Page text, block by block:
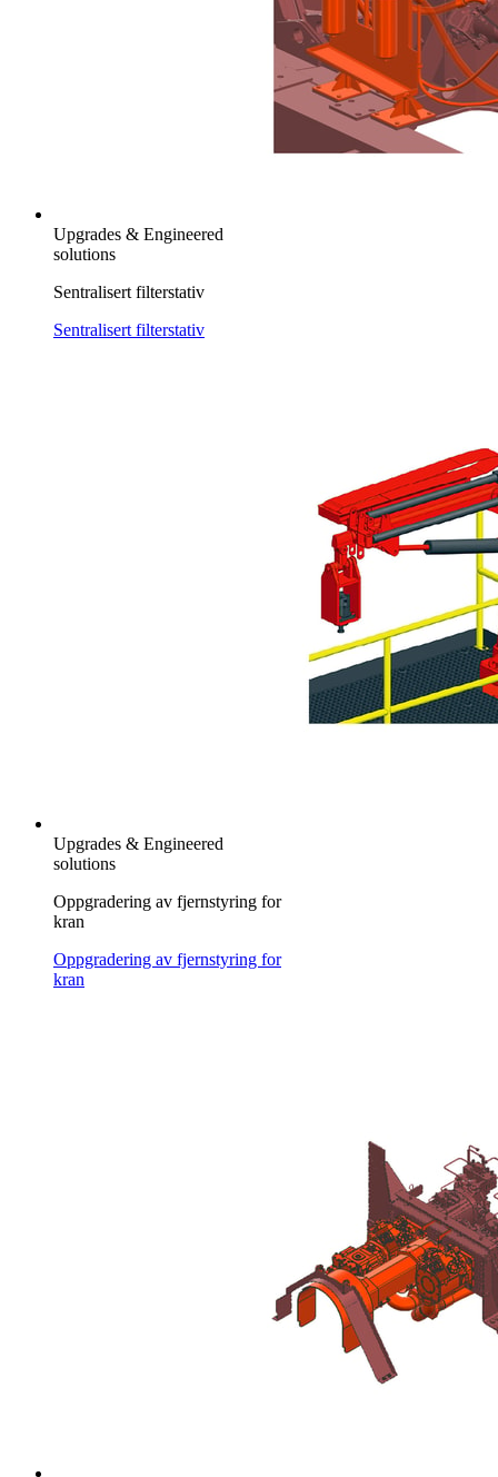
Upgrades & Engineered
solutions
Sentralisert filterstativ
Sentralisert filterstativ
Upgrades & Engineered
solutions
Oppgradering av fjernstyring for
kran
Oppgradering av fjernstyring for
kran